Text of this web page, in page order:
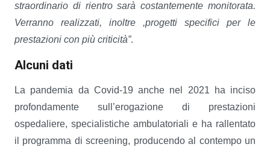
straordinario di rientro sarà costantemente monitorata.
Verranno realizzati, inoltre ,progetti specifici per le
prestazioni con più criticità”.
Alcuni dati
La pandemia da Covid-19 anche nel 2021 ha inciso
profondamente sull’erogazione di prestazioni
ospedaliere, specialistiche ambulatoriali e ha rallentato
il programma di screening, producendo al contempo un